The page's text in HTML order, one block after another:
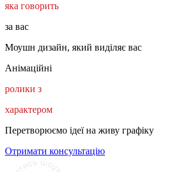
яка говорить
за вас
Моушн дизайн, який виділяє вас
Анімаційні
ролики з
характером
Перетворюємо ідеї на живу графіку
Отримати консультацію